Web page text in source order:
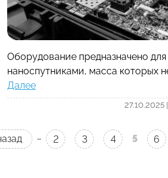
Оборудование предназначено
наноспутниками, масса которых
Далее
27.10.2025
… 2 3 4 5 6